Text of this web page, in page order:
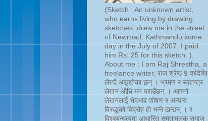
(Sketch : An unknown artist,
who earns living by drawing
sketches, drew me in the street
of Newroad, Kathmandu some
day in the July of 2007. I paid
him Rs. 25 for this sketch. ).
About me : I am Raj Shrestha, a
freelance writer. राज श्रेष्ठ 9 वर्षदेखि
लेख्दै आइरहेका छन् । भ्रमण र स्वतन्त्र
लेखन औधि मन पराउँछन् । आफ्नो
लेखनलाई भेदभाव शोषण र अन्याय
विरुद्धको विद्रोह हो भन्ने ठान्छन् । र
विश्वबन्धुत्वमा आधारित समतामूलक समाज